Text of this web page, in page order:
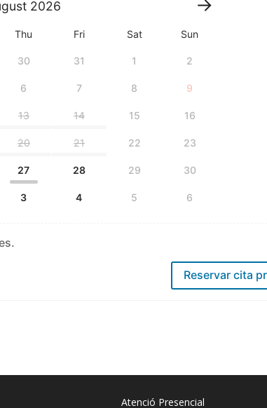
2026
Thu Fri Sat Sun
30 31 1 2
6 7 8 9
13 14 15 16
20 21 22 23
27 28 29 30
3 4 5 6
Reservar cita
Atenció Presencial